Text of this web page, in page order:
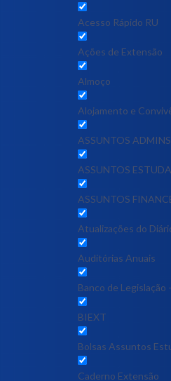
Acesso Rápido RU
Ações de Extensão
Almoço
Alojamento e
ASSUNTOS
ASSUNTOS
ASSUNTOS
Atualizações do
Auditórias Anuais
Banco de Legislação
BIEXT
Bolsas Assuntos
Caderno Extensão